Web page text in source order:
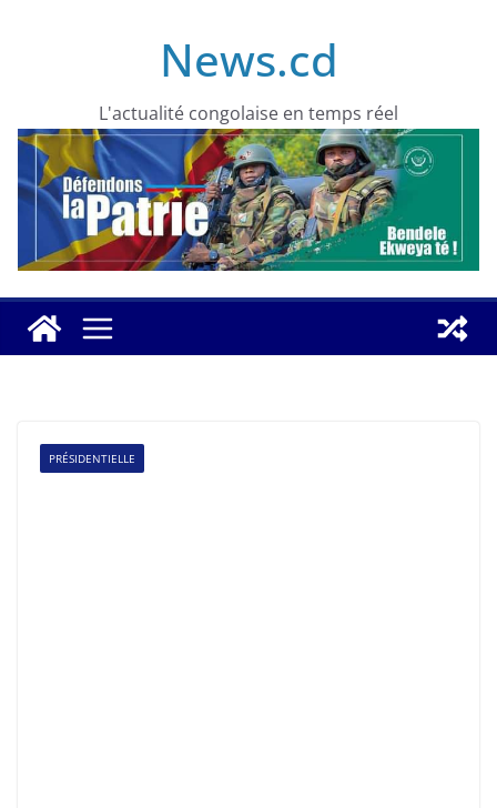
News.cd
L'actualité congolaise en temps réel
PRÉSIDENTIELLE